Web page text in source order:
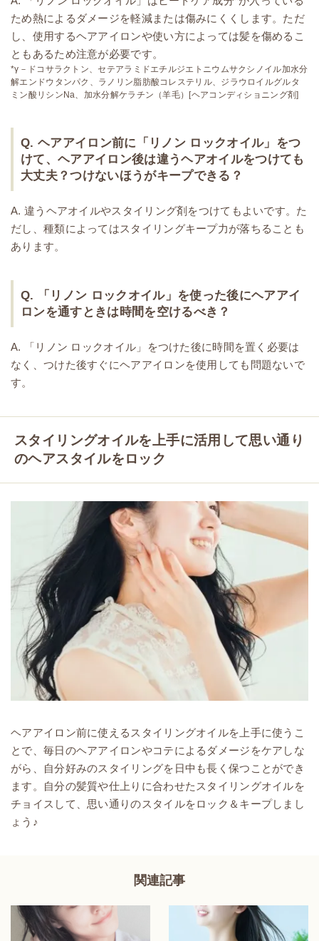
ため熱によるダメージを軽減または傷みにくくします。ただ
し、使用するヘアアイロンや使い方によっては髪を傷めるこ
ともあるため注意が必要です。
*γ－ドコサラクトン、セテアラミドエチルジエトニウムサクシノイル加水分
解エンドウタンパク、ラノリン脂肪酸コレステリル、ジラウロイルグルタ
ミン酸リシンNa、加水分解ケラチン（羊毛）[ヘアコンディショニング剤]
Q. ヘアアイロン前に「リノン ロックオイル」をつ
けて、ヘアアイロン後は違うヘアオイルをつけても
大丈夫？つけないほうがキープできる？
A. 違うヘアオイルやスタイリング剤をつけてもよいです。た
だし、種類によってはスタイリングキープ力が落ちることも
あります。
Q. 「リノン ロックオイル」を使った後にヘアアイ
ロンを通すときは時間を空けるべき？
A. 「リノン ロックオイル」をつけた後に時間を置く必要は
なく、つけた後すぐにヘアアイロンを使用しても問題ないで
す。
スタイリングオイルを上手に活用して思い通り
のヘアスタイルをロック
ヘアアイロン前に使えるスタイリングオイルを上手に使うこ
とで、毎日のヘアアイロンやコテによるダメージをケアしな
がら、自分好みのスタイリングを日中も長く保つことができ
ます。自分の髪質や仕上りに合わせたスタイリングオイルを
チョイスして、思い通りのスタイルをロック＆キープしまし
ょう♪
関連記事